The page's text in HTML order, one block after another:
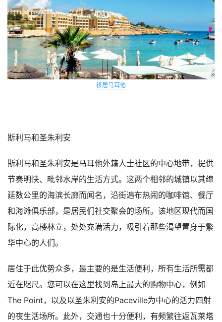
移居马耳他
斯利马和圣朱利安
斯利马和圣朱利安是马耳他外籍人士社区的中心地带，提供
节奏明快、毗邻水岸的生活方式。这两个相邻的城镇以其绵
延数公里的海滨长廊而闻名，沿街遍布热闹的咖啡馆、餐厅
和海滩俱乐部，是居民们社交聚会的场所。该地区现代而国
际化，高楼林立，处处充满活力，吸引着那些渴望置身于繁
华中心的人们。
居住于此优势众多，最主要的是生活便利，所有生活所需都
近在咫尺。您可以在这里找到岛上最大的购物中心，例如
The Point，以及以圣朱利安的Paceville为中心的活力四射
的夜生活场所。此外，交通也十分便利，有频繁往返瓦莱塔